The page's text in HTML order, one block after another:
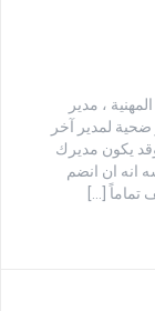
، مدير
لمدير آخر
وقد يكون مديرك
انه ان انضم
[…]